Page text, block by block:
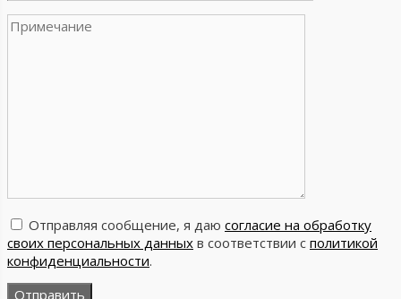
Отправляя сообщение, я даю согласие на обработку
своих персональных данных в соответствии с политикой
конфиденциальности.